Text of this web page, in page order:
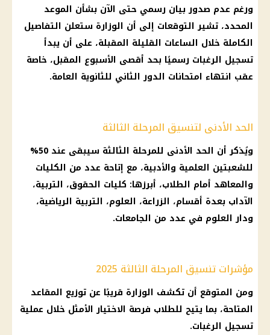
ورغم عدم صدور بيان رسمي حتى الآن بشأن الموعد
المحدد، تشير التوقعات إلى أن الوزارة ستعلن التفاصيل
الكاملة خلال الساعات القليلة المقبلة، على أن يبدأ
تسجيل الرغبات رسميًا بحد أقصى الأسبوع المقبل، خاصة
عقب انتهاء امتحانات الدور الثاني للثانوية العامة.
الحد الأدنى لتنسيق المرحلة الثالثة
ويُذكر أن الحد الأدنى للمرحلة الثالثة سيبقى عند 50%
للشعبتين العلمية والأدبية، مع إتاحة عدد من الكليات
والمعاهد أمام الطلاب، أبرزها: كليات الحقوق، التربية،
الآداب بعدة أقسام، الزراعة، العلوم، التربية الرياضية،
ودار العلوم في عدد من الجامعات.
مؤشرات تنسيق المرحلة الثالثة 2025
ومن المتوقع أن تكشف الوزارة قريبًا عن توزيع المقاعد
المتاحة، بما يتيح للطلاب فرصة الاختيار الأمثل خلال عملية
تسجيل الرغبات.